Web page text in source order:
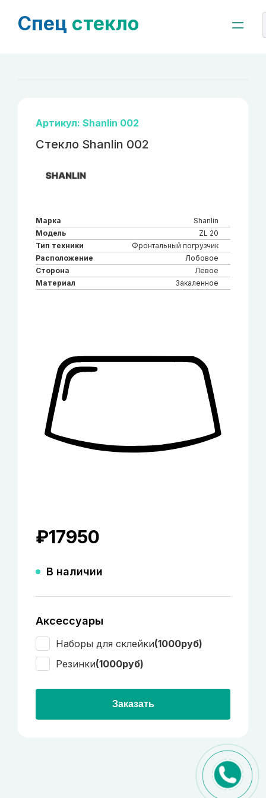
Спец стекло
Артикул: Shanlin 002
Стекло Shanlin 002
Марка
Shanlin
Модель
ZL 20
Тип техники
Фронтальный погрузчик
Расположение
Лобовое
Сторона
Левое
Материал
Закаленное
₽17950
В наличии
Аксессуары
Наборы для склейки(1000руб)
Резинки(1000руб)
Заказать